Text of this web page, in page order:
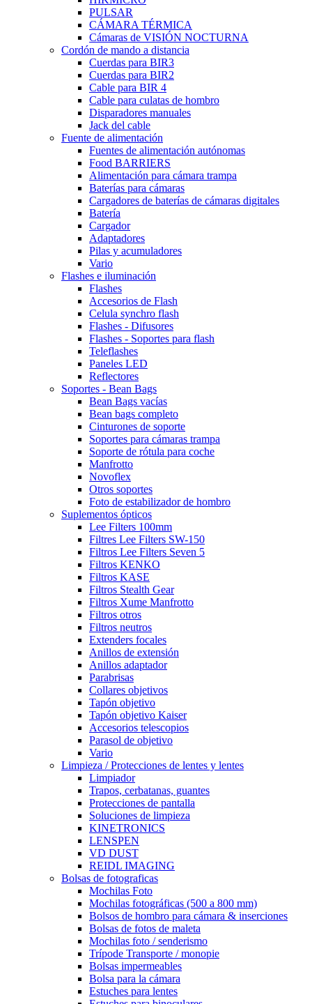
PULSAR
CÁMARA TÉRMICA
Cámaras de VISIÓN NOCTURNA
Cordón de mando a distancia
Cuerdas para BIR3
Cuerdas para BIR2
Cable para BIR 4
Cable para culatas de hombro
Disparadores manuales
Jack del cable
Fuente de alimentación
Fuentes de alimentación autónomas
Food BARRIERS
Alimentación para cámara trampa
Baterías para cámaras
Cargadores de baterías de cámaras digitales
Batería
Cargador
Adaptadores
Pilas y acumuladores
Vario
Flashes e iluminación
Flashes
Accesorios de Flash
Celula synchro flash
Flashes - Difusores
Flashes - Soportes para flash
Teleflashes
Paneles LED
Reflectores
Soportes - Bean Bags
Bean Bags vacías
Bean bags completo
Cinturones de soporte
Soportes para cámaras trampa
Soporte de rótula para coche
Manfrotto
Novoflex
Otros soportes
Foto de estabilizador de hombro
Suplementos ópticos
Lee Filters 100mm
Filtres Lee Filters SW-150
Filtros Lee Filters Seven 5
Filtros KENKO
Filtros KASE
Filtros Stealth Gear
Filtros Xume Manfrotto
Filtros otros
Filtros neutros
Extenders focales
Anillos de extensión
Anillos adaptador
Parabrisas
Collares objetivos
Tapón objetivo
Tapón objetivo Kaiser
Accesorios telescopios
Parasol de objetivo
Vario
Limpieza / Protecciones de lentes y lentes
Limpiador
Trapos, cerbatanas, guantes
Protecciones de pantalla
Soluciones de limpieza
KINETRONICS
LENSPEN
VD DUST
REIDL IMAGING
Bolsas de fotograficas
Mochilas Foto
Mochilas fotográficas (500 a 800 mm)
Bolsos de hombro para cámara & inserciones
Bolsas de fotos de maleta
Mochilas foto / senderismo
Trípode Transporte / monopie
Bolsas impermeables
Bolsa para la cámara
Estuches para lentes